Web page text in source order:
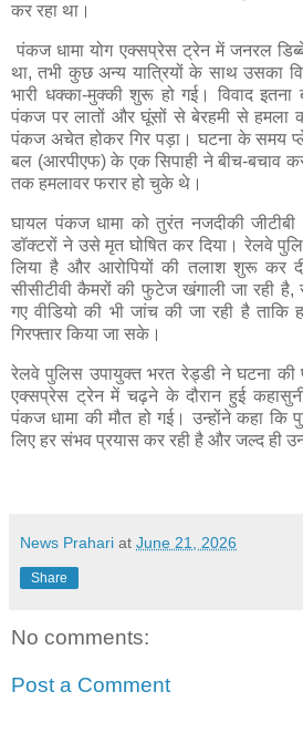
कर रहा था।
पंकज धामा योग एक्सप्रेस ट्रेन में जनरल
था, तभी कुछ अन्य यात्रियों के साथ उसका
भारी धक्का-मुक्की शुरू हो गई। विवाद इतना
पंकज पर लातों और घूंसों से बेरहमी से हमला
पंकज अचेत होकर गिर पड़ा। घटना के समय
बल (आरपीएफ) के एक सिपाही ने बीच-बचाव
तक हमलावर फरार हो चुके थे।
घायल पंकज धामा को तुरंत नजदीकी
डॉक्टरों ने उसे मृत घोषित कर दिया। रेलवे
लिया है और आरोपियों की तलाश शुरू कर
सीसीटीवी कैमरों की फुटेज खंगाली जा रही है,
गए वीडियो की भी जांच की जा रही है ताकि
गिरफ्तार किया जा सके।
रेलवे पुलिस उपायुक्त भरत रेड्डी ने घटना की
एक्सप्रेस ट्रेन में चढ़ने के दौरान हुई
पंकज धामा की मौत हो गई। उन्होंने कहा कि
लिए हर संभव प्रयास कर रही है और जल्द ही
News Prahari at June 21, 2026
Share
No comments:
Post a Comment